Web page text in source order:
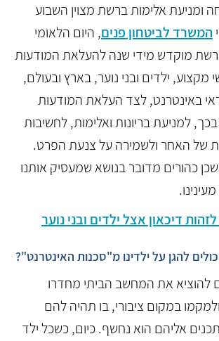
ומניעת אלימות ברשת מצוין השבוע
המשרד לביטחון פנים, היום הלאומי
מוקדש מידי שנה להעלאת המודעות
מקצוע, ילדים ובני נוער, בארץ ובעולם,
באינטרנט, לצד העלאת המודעות
למניעת בריונות ואלימות, לחשיבות
של האחר ולשמירה על צנעת הפרט.
שכן כהורים מדובר בנושא שמעסיק אותנו
דיכאון אצל ילדים ובני נוער
להגן על ילדינו מ"סכנות האינטרנט"?
להוציא את המחשב הביתי מחדרו
במקום ציבורי, בו תהיה להם
אליהם הוא נחשף. כיום, כשכל ילד